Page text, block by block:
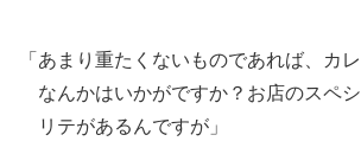
「あまり重たくないものであれば、カ
なんかはいかがですか？お店のスペ
リテがあるんですが」